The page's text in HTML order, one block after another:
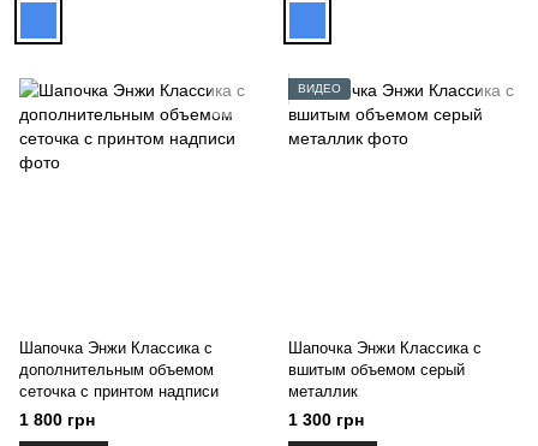
Шапочка Энжи Классика с
дополнительным объемом
сеточка с принтом надписи
1 800 грн
ВИДЕО
Шапочка Энжи Классика с
вшитым объемом серый
металлик
1 300 грн